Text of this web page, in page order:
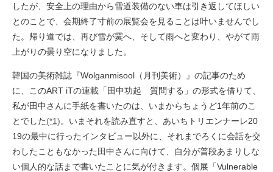
したが、安全上の理由から雪道装備のない車は引き返してほしい
とのことで、会期終了寸前の展覧会を見ることは叶いませんでし
た。帰り道では、再び雪が霙へ、そして雨へと変わり、やがて雨
上がりの曇り空になりました。
韓国の美術雑誌『Wolganmisool（月刊美術）』の記事のため
に、このART iTの連載「田中功起 質問する」の形式を借りて、
私が田中さんに手紙を書いたのは、いまからちょうど1年前のこ
とでした(*1)。いまそれを読み直すと、あいちトリエンナーレ20
19の最中に行ったインタビュー以外に、それまでろくに会話を交
わしたこともなかった田中さんに向けて、自分が普段あまりしな
い個人的な話まで書いたことに気が付きます。個展「Vulnerable